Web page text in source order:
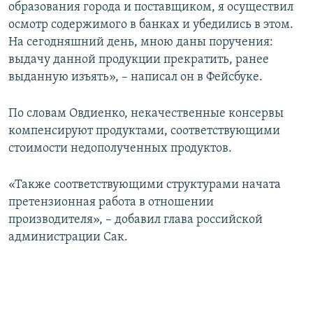
образования города и поставщиком, я осуществил
осмотр содержимого в банках и убедились в этом.
На сегодняшний день, мною даны поручения:
выдачу данной продукции прекратить, ранее
выданную изъять», – написал он в Фейсбуке.
По словам Овдиенко, некачественные консервы
компенсируют продуктами, соответствующими
стоимости недополученных продуктов.
«Также соответствующими структурами начата
претензионная работа в отношении
производителя», – добавил глава российской
администрации Сак.